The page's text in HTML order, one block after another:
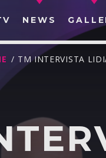
NEWS
/ TM INTERVISTA